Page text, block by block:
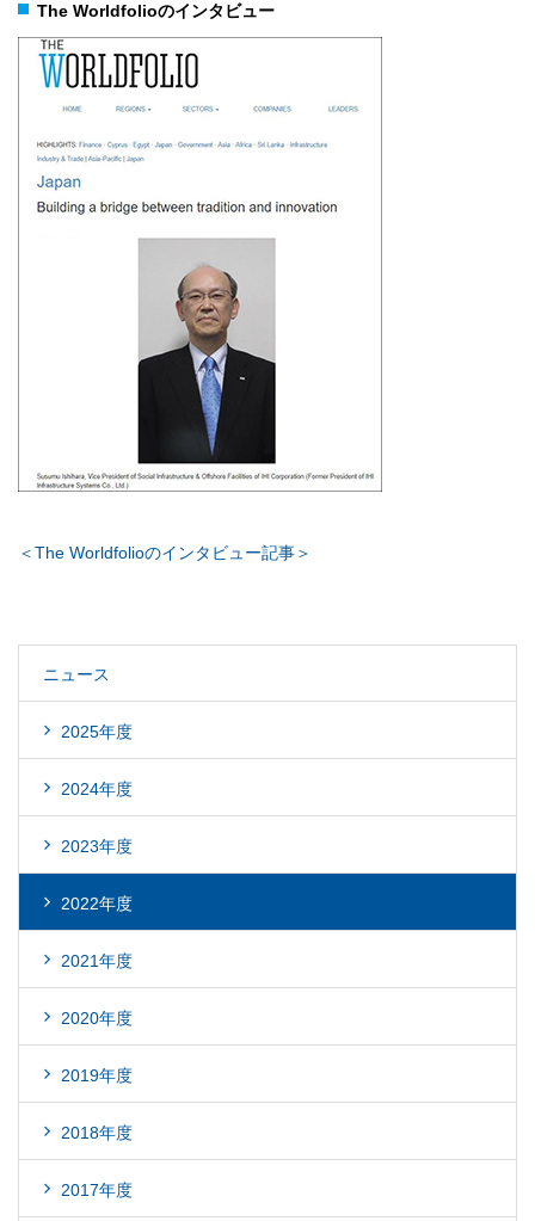
The Worldfolioのインタビュー
＜The Worldfolioのインタビュー記事＞
ニュース
2025年度
2024年度
2023年度
2022年度
2021年度
2020年度
2019年度
2018年度
2017年度